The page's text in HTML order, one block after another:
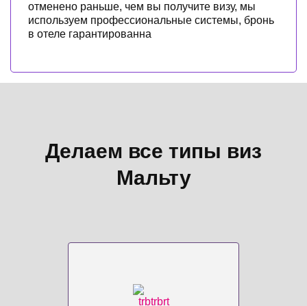
отменено раньше, чем вы получите визу, мы
используем профессиональные системы, бронь
в отеле гарантированна
Делаем все типы виз
Мальту